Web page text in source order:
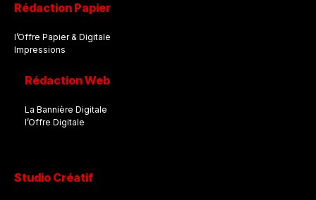
Rédaction Papier
l’Offre Papier & Digitale
Impressions
Rédaction Web
La Bannière Digitale
l’Offre Digitale
Studio Créatif